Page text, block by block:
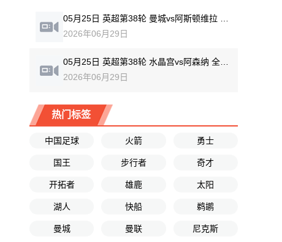
2026年06月29日
05月25日 英超第38轮 水晶宫vs阿森纳 全场录像回放
2026年06月29日
热门标签
中国足球 火箭 勇士
国王 步行者 奇才
开拓者 雄鹿 太阳
湖人 快船 鹈鹕
曼城 曼联 尼克斯